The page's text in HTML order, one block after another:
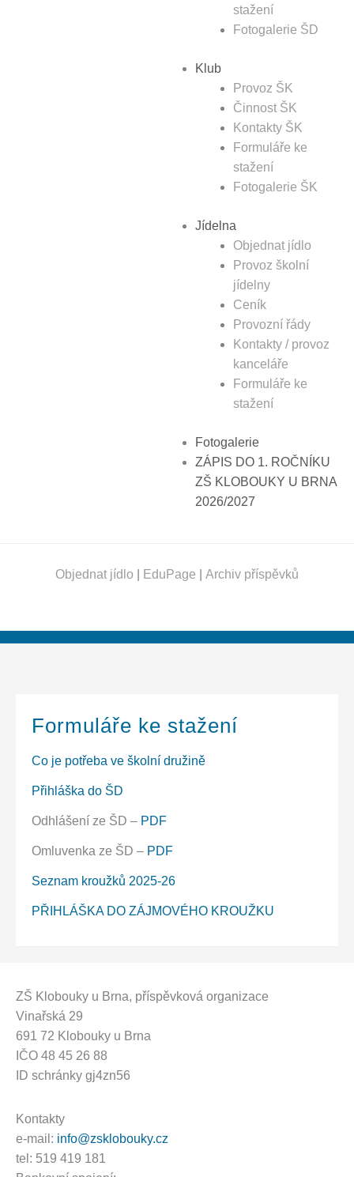
stažení
Fotogalerie ŠD
Klub
Provoz ŠK
Činnost ŠK
Kontakty ŠK
Formuláře ke
stažení
Fotogalerie ŠK
Jídelna
Objednat jídlo
Provoz školní
jídelny
Ceník
Provozní řády
Kontakty / provoz
kanceláře
Formuláře ke
stažení
Fotogalerie
ZÁPIS DO 1. ROČNÍKU
ZŠ KLOBOUKY U BRNA
2026/2027
Objednat jídlo EduPage Archiv příspěvků
Formuláře ke stažení
Co je potřeba ve školní družině
Přihláška do ŠD
Odhlášení ze ŠD – PDF
Omluvenka ze ŠD – PDF
Seznam kroužků 2025-26
PŘIHLÁŠKA DO ZÁJMOVÉHO KROUŽKU
ZŠ Klobouky u Brna, příspěvková organizace
Vinařská 29
691 72 Klobouky u Brna
IČO 48 45 26 88
ID schránky gj4zn56
Kontakty
e-mail: info@zsklobouky.cz
tel: 519 419 181